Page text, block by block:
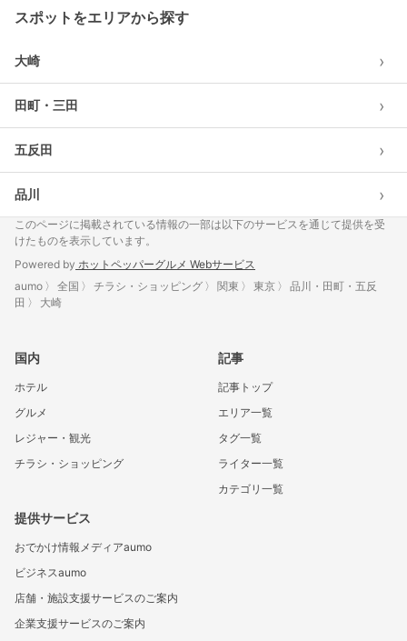
スポットをエリアから探す
大崎 ›
田町・三田 ›
五反田 ›
品川 ›
このページに掲載されている情報の一部は以下のサービスを通じて提供を受
けたものを表示しています。
Powered by ホットペッパーグルメ Webサービス
aumo
全国 チラシ・ショッピング 関東 東京
品川・田町・五反
田
大崎
国内
ホテル
グルメ
レジャー・観光
チラシ・ショッピング
記事
記事トップ
エリア一覧
タグ一覧
ライター一覧
カテゴリ一覧
提供サービス
おでかけ情報メディアaumo
ビジネスaumo
店舗・施設支援サービスのご案内
企業支援サービスのご案内